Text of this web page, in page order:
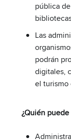
pública
Las
podrán
digitales,
el turismo
¿Quién